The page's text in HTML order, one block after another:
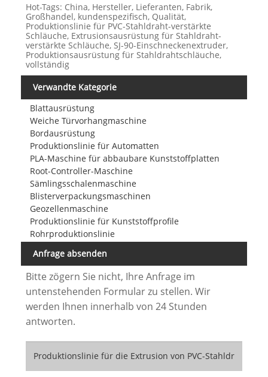
Hot-Tags: China, Hersteller, Lieferanten, Fabrik,
Großhandel, kundenspezifisch, Qualität,
Produktionslinie für PVC-Stahldraht-verstärkte
Schläuche, Extrusionsausrüstung für Stahldraht-
verstärkte Schläuche, SJ-90-Einschneckenextruder,
Produktionsausrüstung für Stahldrahtschläuche,
vollständig
Verwandte Kategorie
Blattausrüstung
Weiche Türvorhangmaschine
Bordausrüstung
Produktionslinie für Automatten
PLA-Maschine für abbaubare Kunststoffplatten
Root-Controller-Maschine
Sämlingsschalenmaschine
Blisterverpackungsmaschinen
Geozellenmaschine
Produktionslinie für Kunststoffprofile
Rohrproduktionslinie
Anfrage absenden
Bitte zögern Sie nicht, Ihre Anfrage im
untenstehenden Formular zu stellen. Wir
werden Ihnen innerhalb von 24 Stunden
antworten.